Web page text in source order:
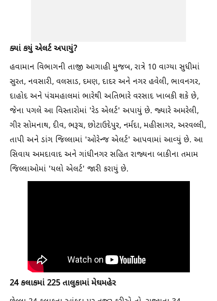
ક્યાં કયું એલર્ટ અપાયું?
હવામાન વિભાગની તાજી આગાહી મુજબ, રાત્રે 10 વાગ્યા સુધીમાં
સુરત, નવસારી, વલસાડ, દમણ, દાદર અને નગર હવેલી, ભાવનગર,
દાહોદ અને પંચમહાલમાં ભારેથી અતિભારે વરસાદ ખાબકી શકે છે,
જેના પગલે આ વિસ્તારોમાં 'રેડ એલર્ટ' અપાયું છે. જ્યારે અમરેલી,
ગીર સોમનાથ, દીવ, ભરૂચ, છોટાઉદેપુર, નર્મદા, મહીસાગર, અરવલ્લી,
તાપી અને ડાંગ જિલ્લામાં 'ઓરેન્જ એલર્ટ' આપવામાં આવ્યું છે. આ
સિવાય અમદાવાદ અને ગાંધીનગર સહિત રાજ્યના બાકીના તમામ
જિલ્લાઓમાં 'યલો એલર્ટ' જારી કરાયું છે.
24 કલાકમાં 225 તાલુકામાં મેઘમહેર